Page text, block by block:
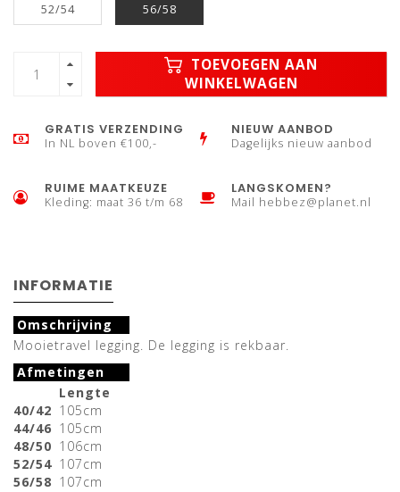
52/54 56/58
TOEVOEGEN AAN
WINKELWAGEN
GRATIS VERZENDING
In NL boven €100,-
NIEUW AANBOD
Dagelijks nieuw aanbod
RUIME MAATKEUZE
Kleding: maat 36 t/m 68
LANGSKOMEN?
Mail hebbez@planet.nl
INFORMATIE
Omschrijving
Mooietravel legging. De legging is rekbaar.
Afmetingen
Lengte
40/42 105cm
44/46 105cm
48/50 106cm
52/54 107cm
56/58 107cm